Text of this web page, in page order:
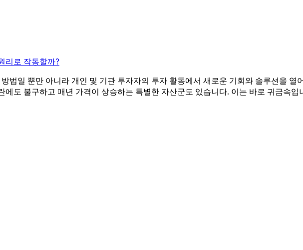
리로 작동할까?
법일 뿐만 아니라 개인 및 기관 투자자의 투자 활동에서 새로운 기회와 솔루션을
에도 불구하고 매년 가격이 상승하는 특별한 자산군도 있습니다. 이는 바로 귀금속입